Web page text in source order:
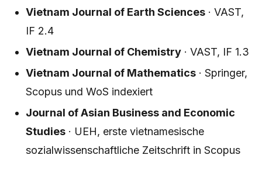
Vietnam Journal of Earth Sciences · VAST,
IF 2.4
Vietnam Journal of Chemistry · VAST, IF 1.3
Vietnam Journal of Mathematics · Springer,
Scopus und WoS indexiert
Journal of Asian Business and Economic
Studies · UEH, erste vietnamesische
sozialwissenschaftliche Zeitschrift in Scopus